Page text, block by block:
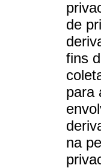
de
fins
para
na